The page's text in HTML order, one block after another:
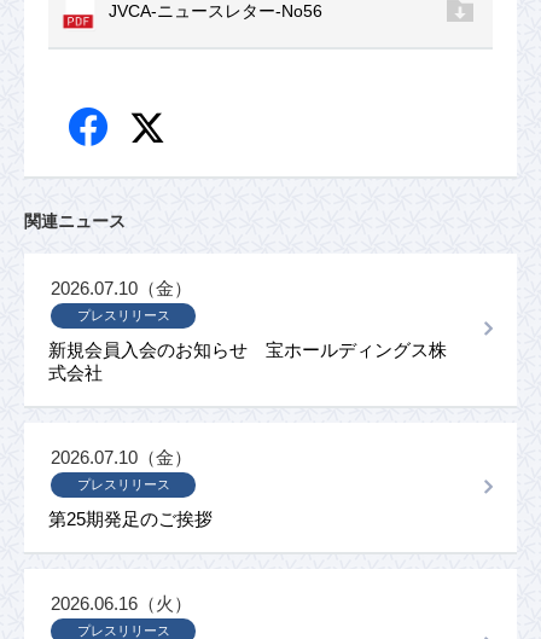
JVCA-ニュースレター-No56
関連ニュース
新規会員入会のお知らせ 宝ホールディングス株
式会社
プレスリリース
2026.07.10（金）
第25期発足のご挨拶
プレスリリース
2026.07.10（金）
プレスリリース
2026.06.16（火）